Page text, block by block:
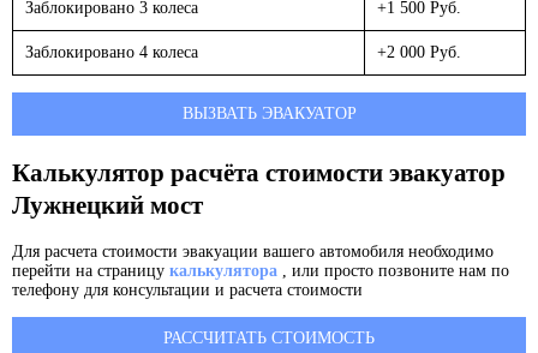
Заблокировано 3 колеса +1 500 Руб.
Заблокировано 4 колеса +2 000 Руб.
ВЫЗВАТЬ ЭВАКУАТОР
Калькулятор расчёта стоимости эвакуатор
Лужнецкий мост
Для расчета стоимости эвакуации вашего автомобиля необходимо
перейти на страницу калькулятора , или просто позвоните нам по
телефону для консультации и расчета стоимости
РАССЧИТАТЬ СТОИМОСТЬ